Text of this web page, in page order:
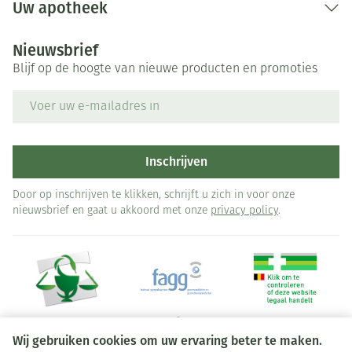
Wij gebruiken cookies om uw ervaring beter te maken.
Uw apotheek
Nieuwsbrief
Blijf op de hoogte van nieuwe producten en promoties
Inschrijven
Door op inschrijven te klikken, schrijft u zich in voor onze
nieuwsbrief en gaat u akkoord met onze privacy policy.